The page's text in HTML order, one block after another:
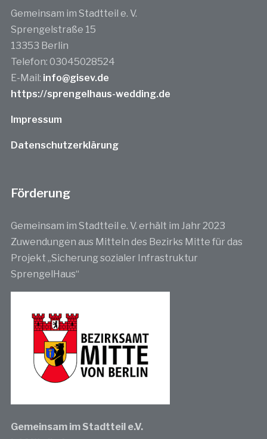
Gemeinsam im Stadtteil e. V.
Sprengelstraße 15
13353 Berlin
Telefon: 03045028524
E-Mail: info@gisev.de
https://sprengelhaus-wedding.de
Impressum
Datenschutzerklärung
Förderung
Gemeinsam im Stadtteil e. V. erhält im Jahr 2023
Zuwendungen aus Mitteln des Bezirks Mitte für das
Projekt „Sicherung sozialer Infrastruktur
SprengelHaus“
Gemeinsam im Stadtteil e.V.